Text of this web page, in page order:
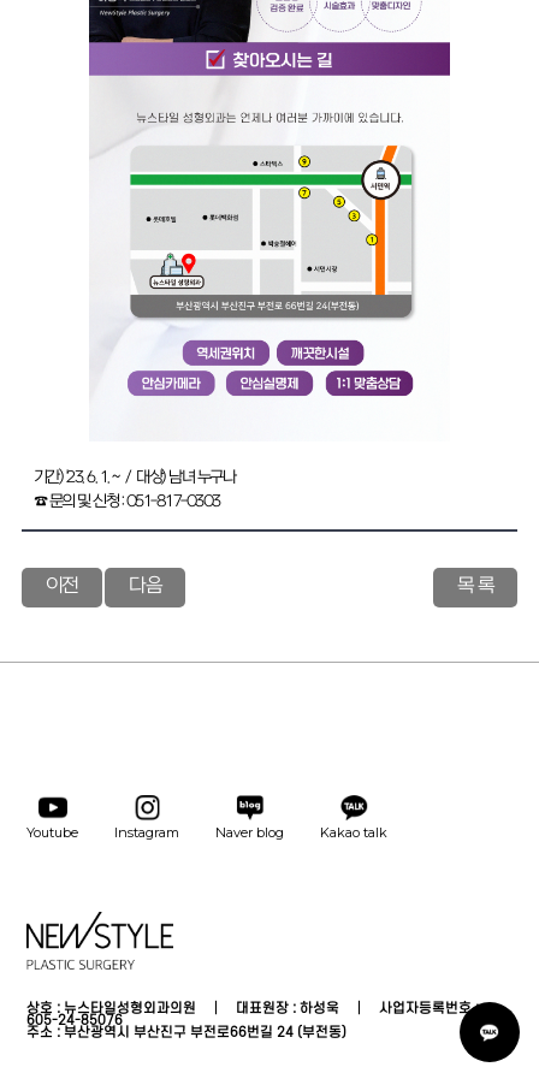
톡
상
기간) '23. 6. 1. ~ / 대상) 남녀 누구나
☎ 문의 및 신청 : 051-817-0303
이전 다음 목 록
Youtube Instagram Naver blog Kakao talk
상호 : 뉴스타일성형외과의원 │ 대표원장 : 하성욱 │ 사업자등록번호 :
605-24-85076
주소 : 부산광역시 부산진구 부전로66번길 24 (부전동)